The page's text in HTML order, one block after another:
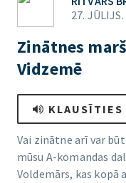
27. JŪLIJS.
Zinātnes
Vidzemē
KLAUSĪTIES
Vai zinātne arī var
mūsu A-komandas
Voldemārs, kas kopā